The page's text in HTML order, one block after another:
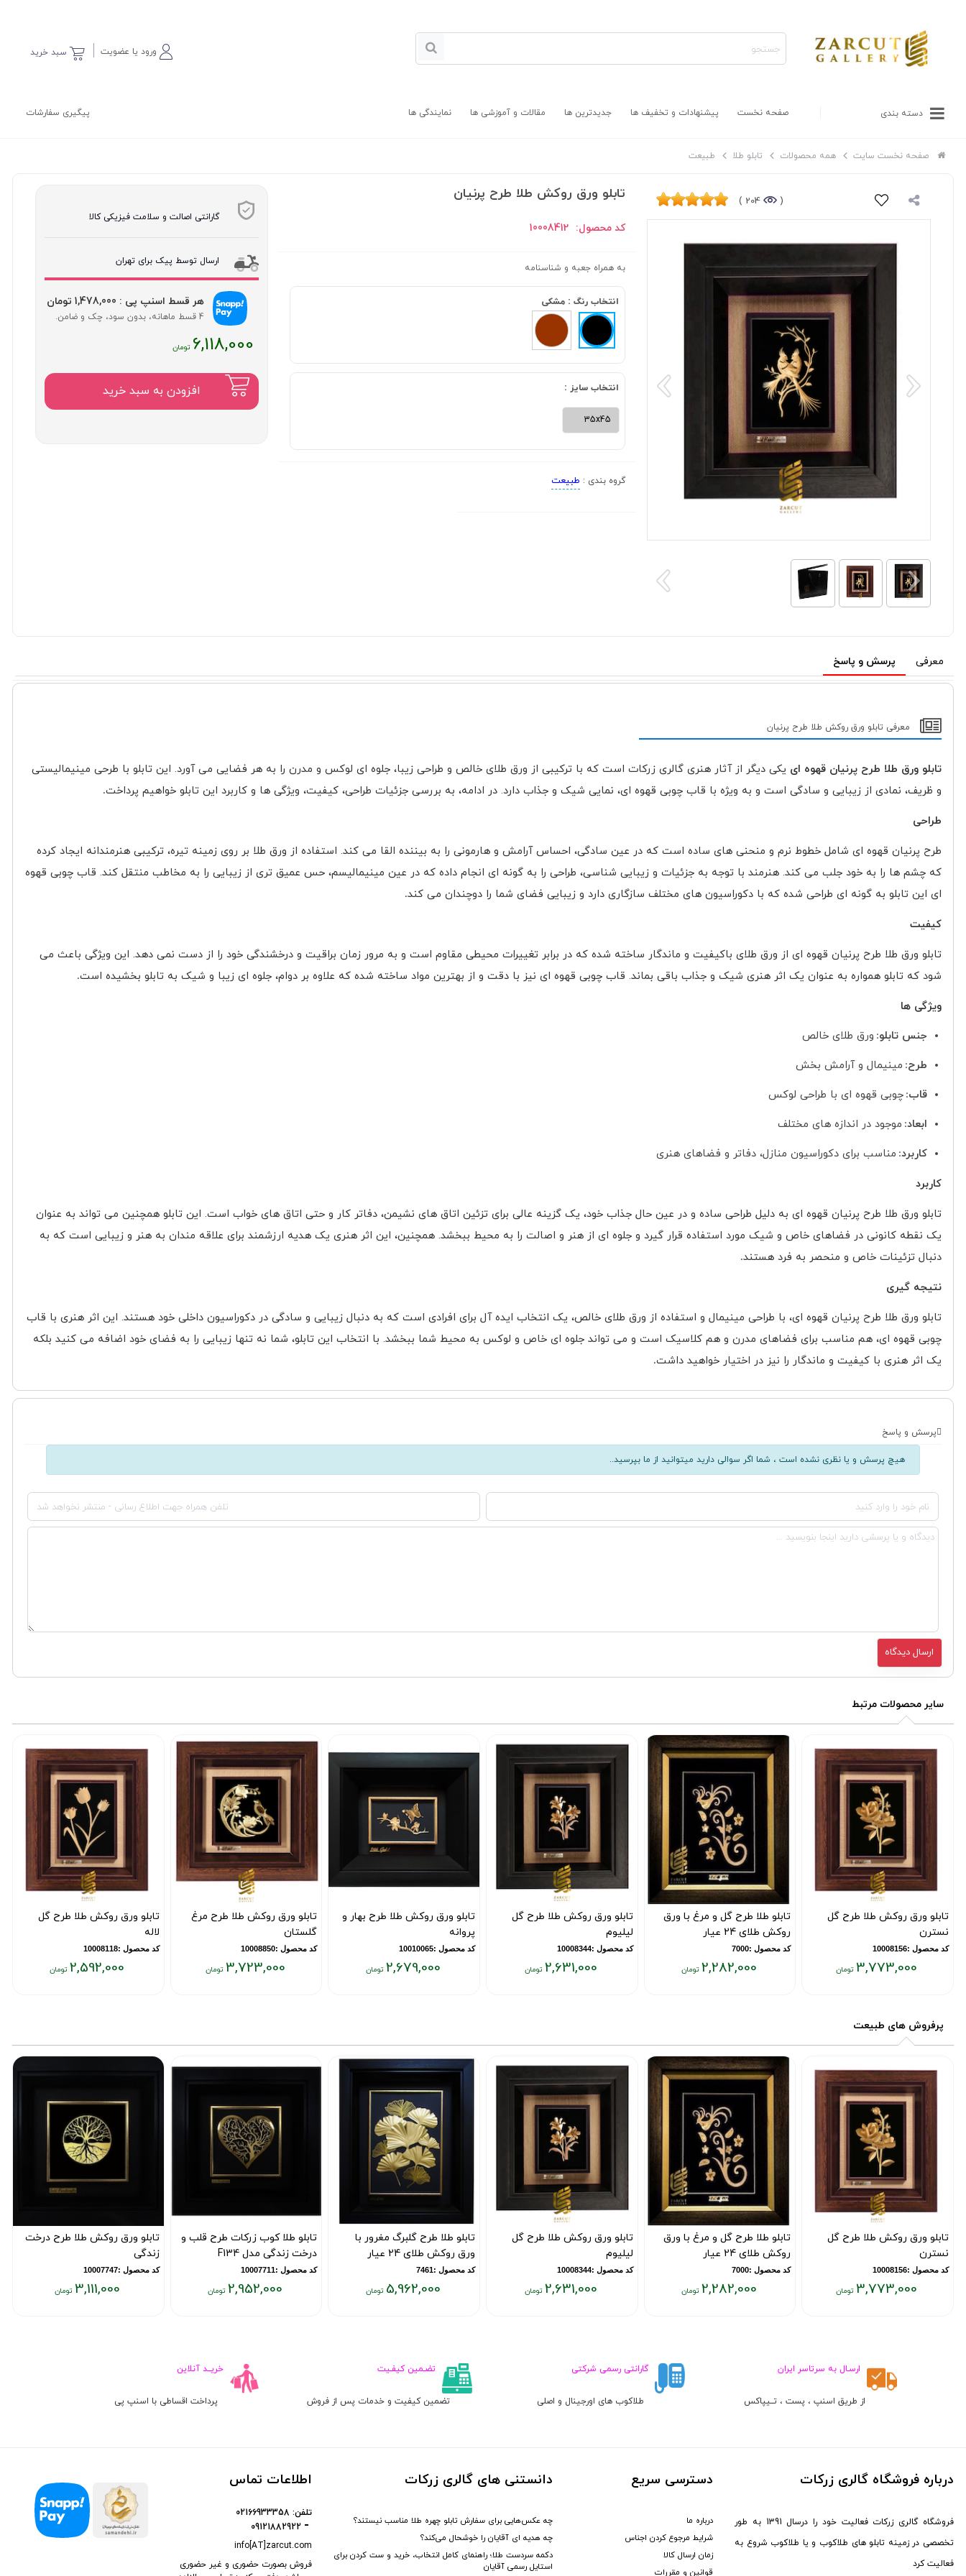
سبد خرید ورود یا عضویت
دسته بندی صفحه نخست پیشنهادات و تخفیف ها جدیدترین ها مقالات و آموزشی ها پیگیری سفارشات نمایندگی ها
صفحه نخست سایت همه محصولات تابلو طلا طبیعت
(
204 ) تابلو ورق روکش طلا طرح پرنیان
کد محصول: 10008412
به همراه جعبه و شناسنامه
انتخاب رنگ :مشکی
انتخاب سایز :
35x45
گروه بندی : طبیعت
گارانتی اصالت و سلامت فیزیکی کالا
ارسال توسط پیک برای تهران
هر قسط اسنپ پی : 1,478,000 تومان
4 قسط ماهانه، بدون سود، چک و ضامن.
6,118,000
افزودن به سبد خرید
معرفی پرسش و پاسخ
معرفی تابلو ورق روکش طلا طرح پرنیان
تابلو ورق طلا طرح پرنیان قهوه ای یکی دیگر از آثار هنری گالری زرکات است که با ترکیبی از ورق طلای خالص و طراحی زیبا، جلوه ای لوکس و مدرن را به هر فضایی می آورد. این تابلو با طرحی مینیمالیستی
و ظریف، نمادی از زیبایی و سادگی است و به ویژه با قاب چوبی قهوه ای، نمایی شیک و جذاب دارد. در ادامه، به بررسی جزئیات طراحی، کیفیت، ویژگی ها و کاربرد این تابلو خواهیم پرداخت.
طراحی
طرح پرنیان قهوه ای شامل خطوط نرم و منحنی های ساده است که در عین سادگی، احساس آرامش و هارمونی را به بیننده القا می کند. استفاده از ورق طلا بر روی زمینه تیره، ترکیبی هنرمندانه ایجاد کرده
که چشم ها را به خود جلب می کند. هنرمند با توجه به جزئیات و زیبایی شناسی، طراحی را به گونه ای انجام داده که در عین مینیمالیسم، حس عمیق تری از زیبایی را به مخاطب منتقل کند. قاب چوبی قهوه
ای این تابلو به گونه ای طراحی شده که با دکوراسیون های مختلف سازگاری دارد و زیبایی فضای شما را دوچندان می کند.
کیفیت
تابلو ورق طلا طرح پرنیان قهوه ای از ورق طلای باکیفیت و ماندگار ساخته شده که در برابر تغییرات محیطی مقاوم است و به مرور زمان براقیت و درخشندگی خود را از دست نمی دهد. این ویژگی باعث می
شود که تابلو همواره به عنوان یک اثر هنری شیک و جذاب باقی بماند. قاب چوبی قهوه ای نیز با دقت و از بهترین مواد ساخته شده که علاوه بر دوام، جلوه ای زیبا و شیک به تابلو بخشیده است.
ویژگی ها
جنس تابلو: ورق طلای خالص
طرح: مینیمال و آرامش بخش
قاب: چوبی قهوه ای با طراحی لوکس
ابعاد: موجود در اندازه های مختلف
کاربرد: مناسب برای دکوراسیون منازل، دفاتر و فضاهای هنری
کاربرد
تابلو ورق طلا طرح پرنیان قهوه ای به دلیل طراحی ساده و در عین حال جذاب خود، یک گزینه عالی برای تزئین اتاق های نشیمن، دفاتر کار و حتی اتاق های خواب است. این تابلو همچنین می تواند به عنوان
یک نقطه کانونی در فضاهای خاص و شیک مورد استفاده قرار گیرد و جلوه ای از هنر و اصالت را به محیط ببخشد. همچنین، این اثر هنری یک هدیه ارزشمند برای علاقه مندان به هنر و زیبایی است که به
دنبال تزئینات خاص و منحصر به فرد هستند.
نتیجه گیری
تابلو ورق طلا طرح پرنیان قهوه ای، با طراحی مینیمال و استفاده از ورق طلای خالص، یک انتخاب ایده آل برای افرادی است که به دنبال زیبایی و سادگی در دکوراسیون داخلی خود هستند. این اثر هنری با قاب
چوبی قهوه ای، هم مناسب برای فضاهای مدرن و هم کلاسیک است و می تواند جلوه ای خاص و لوکس به محیط شما ببخشد. با انتخاب این تابلو، شما نه تنها زیبایی را به فضای خود اضافه می کنید بلکه
یک اثر هنری با کیفیت و ماندگار را نیز در اختیار خواهید داشت.
پرسش و پاسخ
هیچ پرسش و یا نظری نشده است ، شما اگر سوالی دارید میتوانید از ما بپرسید..
سایر محصولات مرتبط
تابلو ورق روکش طلا طرح گل
نسترن
کد محصول :10008156
3,773,000
۳,۷۷۳,۰۰۰
تومان
تابلو طلا طرح گل و مرغ با ورق
روکش طلای 24 عیار
کد محصول :7000
2,282,000
تابلو ورق روکش طلا طرح گل
لیلیوم
کد محصول :10008344
2,631,000
تابلو ورق روکش طلا طرح بهار و
پروانه
کد محصول :10010065
2,679,000
تابلو ورق روکش طلا طرح مرغ
گلستان
کد محصول :10008850
3,723,000
تابلو ورق روکش طلا طرح گل
لاله
کد محصول :10008118
2,592,000
پرفروش های طبیعت
تابلو ورق روکش طلا طرح گل
نسترن
کد محصول :10008156
3,773,000
تابلو طلا طرح گل و مرغ با ورق
روکش طلای 24 عیار
کد محصول :7000
2,282,000
تابلو ورق روکش طلا طرح گل
لیلیوم
کد محصول :10008344
2,631,000
تابلو طلا طرح گلبرگ مغرور با
ورق روکش طلای 24 عیار
کد محصول :7461
5,962,000
تابلو طلا کوب زرکات طرح قلب و
درخت زندگی مدل F134
کد محصول :10007711
2,952,000
تابلو ورق روکش طلا طرح درخت
زندگی
کد محصول :10007747
3,111,000
ارسـال به سرتاسر ایران
از طریق اسنپ ، پست ، تــیپاکس
گارانتی رسمی شرکتی
طلاکوب های اورجینال و اصلی
تضـمین کیفـیت
تضمین کیفیت و خدمات پس از فروش
خریــد آنلاین
پرداخت اقساطی با اسنپ پی
درباره فروشگاه گالری زرکات
فروشگاه گالری زرکات فعالیت خود را درسال 1391 به طور
تخصصی در زمینه تابلو های طلاکوب و یا طلاکوب شروع به
فعالیت کرد
دسترسی سریع
درباره ما
شرایط مرجوع کردن اجناس
زمان ارسال کالا
قوانین و مقررات
دانستنی های گالری زرکات
چه عکس‌هایی برای سفارش تابلو چهره طلا مناسب نیستند؟
چه هدیه‌ ای آقایان را خوشحال می‌کند؟
دکمه سردست طلا؛ راهنمای کامل انتخاب، خرید و ست کردن برای
استایل رسمی آقایان
اطلاعات تماس
فروش بصورت حضوری و غیر حضوری
info[AT]zarcut.com
تلفن: 02166933358
09121882922